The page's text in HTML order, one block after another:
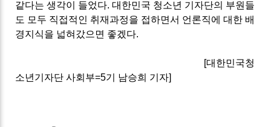
같다는 생각이 들었다. 대한민국 청소년 기자단의 부원들
도 모두 직접적인 취재과정을 접하면서 언론직에 대한 배
경지식을 넓혀갔으면 좋겠다.
[대한민국청
소년기자단 사회부=5기 남승희 기자]